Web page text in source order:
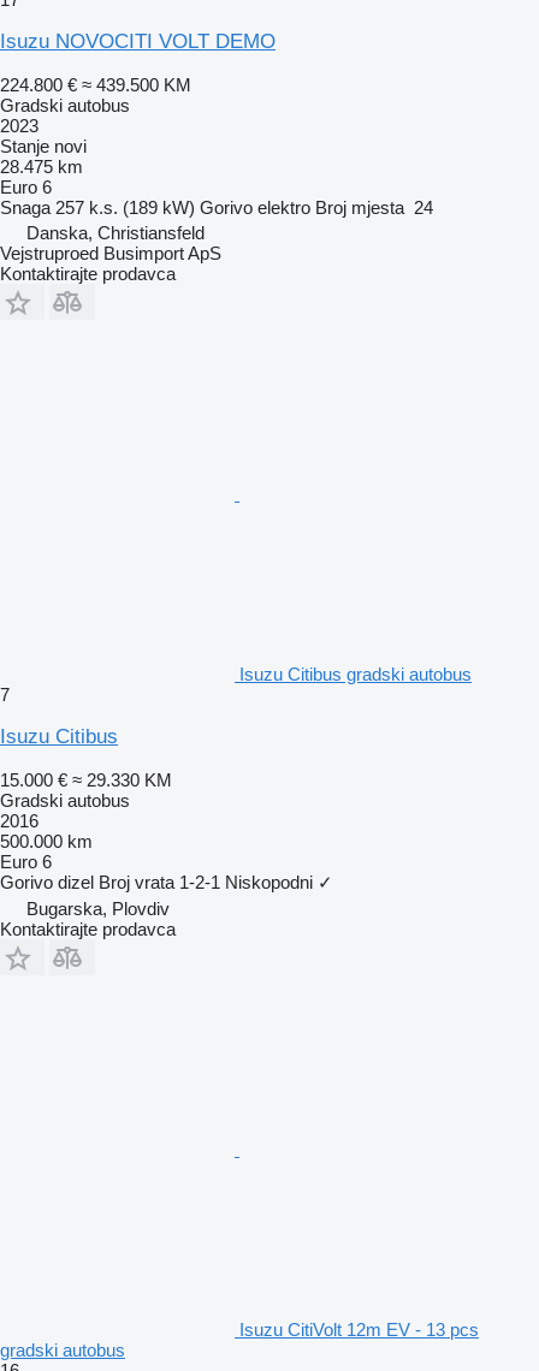
Isuzu NOVOCITI VOLT DEMO
224.800 € ≈ 439.500 KM
Gradski autobus
2023
Stanje novi
28.475 km
Euro 6
Snaga 257 k.s. (189 kW) Gorivo elektro Broj mjesta 24
Danska, Christiansfeld
Vejstruproed Busimport ApS
Kontaktirajte prodavca
Isuzu Citibus gradski autobus
7
Isuzu Citibus
15.000 € ≈ 29.330 KM
Gradski autobus
2016
500.000 km
Euro 6
Gorivo dizel Broj vrata 1-2-1 Niskopodni ✓
Bugarska, Plovdiv
Kontaktirajte prodavca
Isuzu CitiVolt 12m EV - 13 pcs
gradski autobus